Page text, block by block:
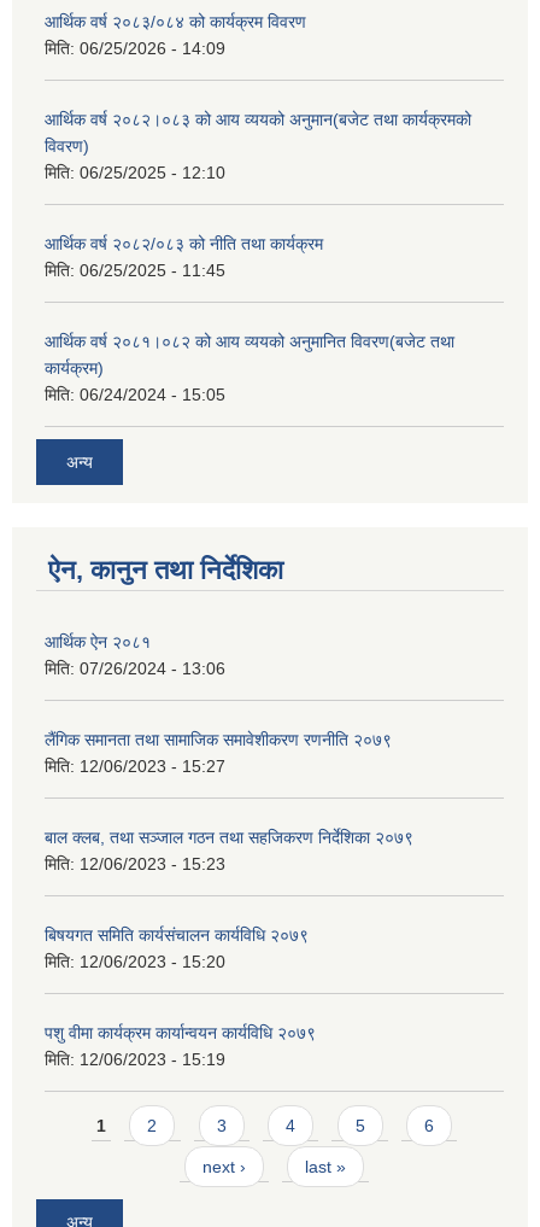
आर्थिक वर्ष २०८३/०८४ को कार्यक्रम विवरण
मिति: 06/25/2026 - 14:09
आर्थिक वर्ष २०८२।०८३ को आय व्ययको अनुमान(बजेट तथा कार्यक्रमको
विवरण)
मिति: 06/25/2025 - 12:10
आर्थिक वर्ष २०८२/०८३ को नीति तथा कार्यक्रम
मिति: 06/25/2025 - 11:45
आर्थिक वर्ष २०८१।०८२ को आय व्ययको अनुमानित विवरण(बजेट तथा
कार्यक्रम)
मिति: 06/24/2024 - 15:05
अन्य
ऐन, कानुन तथा निर्देशिका
आर्थिक ऐन २०८१
मिति: 07/26/2024 - 13:06
लैंगिक समानता तथा सामाजिक समावेशीकरण रणनीति २०७९
मिति: 12/06/2023 - 15:27
बाल क्लब, तथा सञ्जाल गठन तथा सहजिकरण निर्देशिका २०७९
मिति: 12/06/2023 - 15:23
बिषयगत समिति कार्यसंचालन कार्यविधि २०७९
मिति: 12/06/2023 - 15:20
पशु वीमा कार्यक्रम कार्यान्वयन कार्यविधि २०७९
मिति: 12/06/2023 - 15:19
Pages
1 2 3 4 5 6
next › last »
अन्य